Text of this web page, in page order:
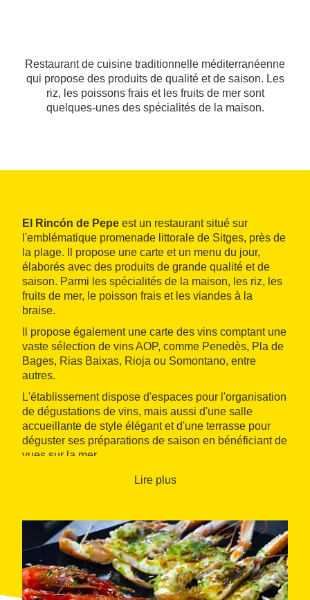
Restaurant de cuisine traditionnelle méditerranéenne
qui propose des produits de qualité et de saison. Les
riz, les poissons frais et les fruits de mer sont
quelques-unes des spécialités de la maison.
El Rincón de Pepe est un restaurant situé sur
l'emblématique promenade littorale de Sitges, près de
la plage. Il propose une carte et un menu du jour,
élaborés avec des produits de grande qualité et de
saison. Parmi les spécialités de la maison, les riz, les
fruits de mer, le poisson frais et les viandes à la
braise.
Il propose également une carte des vins comptant une
vaste sélection de vins AOP, comme Penedès, Pla de
Bages, Rias Baixas, Rioja ou Somontano, entre
autres.
L'établissement dispose d'espaces pour l'organisation
de dégustations de vins, mais aussi d'une salle
accueillante de style élégant et d'une terrasse pour
déguster ses préparations de saison en bénéficiant de
vues sur la mer.
Lire plus